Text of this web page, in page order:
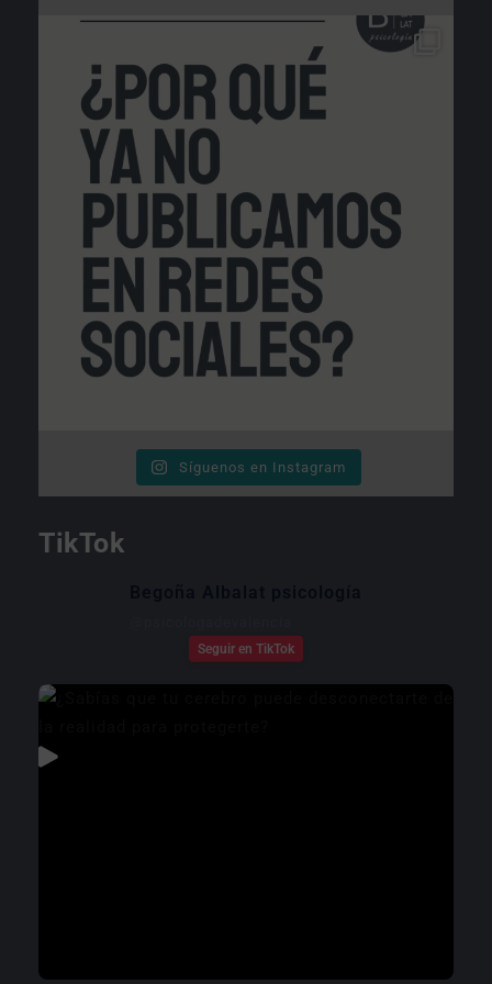
Síguenos en Instagram
TikTok
Seguir en TikTok